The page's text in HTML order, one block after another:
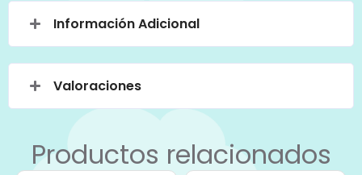
Información Adicional
Valoraciones
Productos relacionados